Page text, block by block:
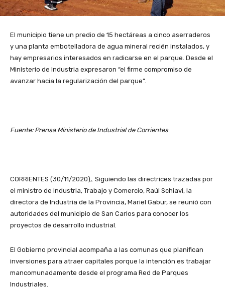
El municipio tiene un predio de 15 hectáreas a cinco aserraderos
y una planta embotelladora de agua mineral recién instalados, y
hay empresarios interesados en radicarse en el parque. Desde el
Ministerio de Industria expresaron “el firme compromiso de
avanzar hacia la regularización del parque”.
Fuente: Prensa Ministerio de Industrial de Corrientes
CORRIENTES (30/11/2020),. Siguiendo las directrices trazadas por
el ministro de Industria, Trabajo y Comercio, Raúl Schiavi, la
directora de Industria de la Provincia, Mariel Gabur, se reunió con
autoridades del municipio de San Carlos para conocer los
proyectos de desarrollo industrial.
El Gobierno provincial acompaña a las comunas que planifican
inversiones para atraer capitales porque la intención es trabajar
mancomunadamente desde el programa Red de Parques
Industriales.